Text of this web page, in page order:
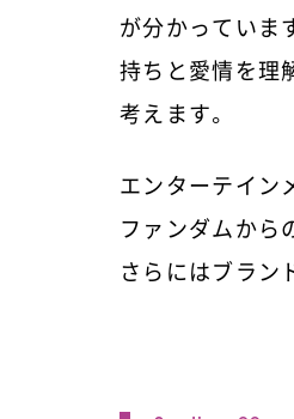
が分かっていま
持ちと愛情を理
考えます。
エンターテイン
ファンダムから
さらにはブラン